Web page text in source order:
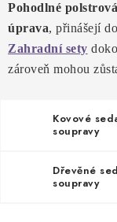
Vytápění
Kontakty
Pohodlné
úprava, přinášejí
Zahradní sety
zároveň mohou
Kovové
soupravy
Dřevěné
soupravy